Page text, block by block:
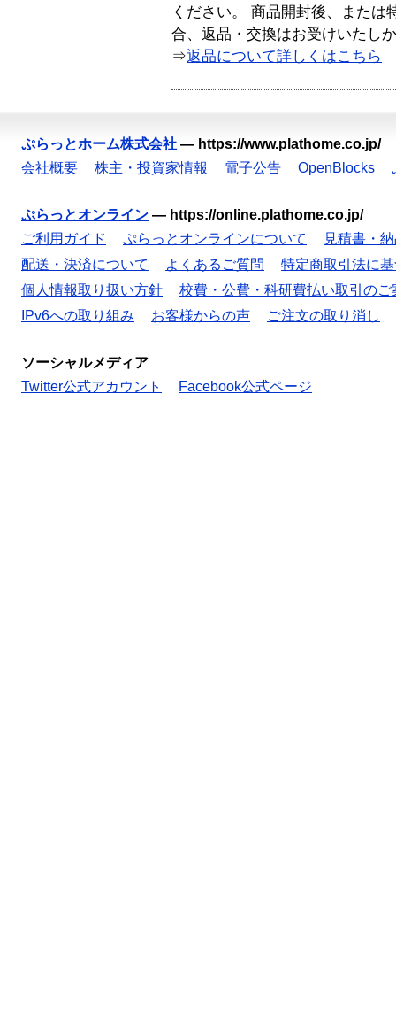
ください。 商品開封後、または
合、返品・交換はお受けいたし
⇒返品について詳しくはこちら
ぷらっとホーム株式会社 — https://www.plathome.co.jp/
会社概要
株主・投資家情報 電子公告 OpenBlocks
ぷらっとオンライン — https://online.plathome.co.jp/
ご利用ガイド
ぷらっとオンラインについて
見積書・
配送・決済について
よくあるご質問
特定商取引法に
個人情報取り扱い方針
校費・公費・科研費払い取引のご
IPv6への取り組み
お客様からの声 ご注文の取り消し
ソーシャルメディア
Twitter公式アカウント
Facebook公式ページ